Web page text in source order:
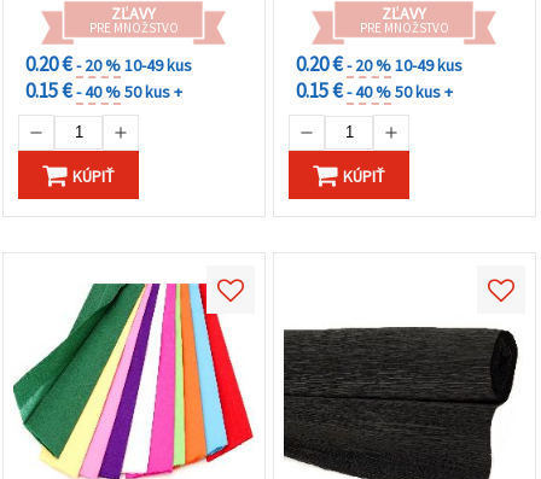
ZĽAVY
PRE MNOŽSTVO
0.20 €- 20 %10-49 kus
0.15 €- 40 %50 kus +
KÚPIŤ
ZĽAVY
PRE MNOŽSTVO
0.20 €- 20 %10-49 kus
0.15 €- 40 %50 kus +
KÚPIŤ